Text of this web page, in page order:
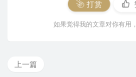
打赏
如果觉得我的文章对你有用
上一篇